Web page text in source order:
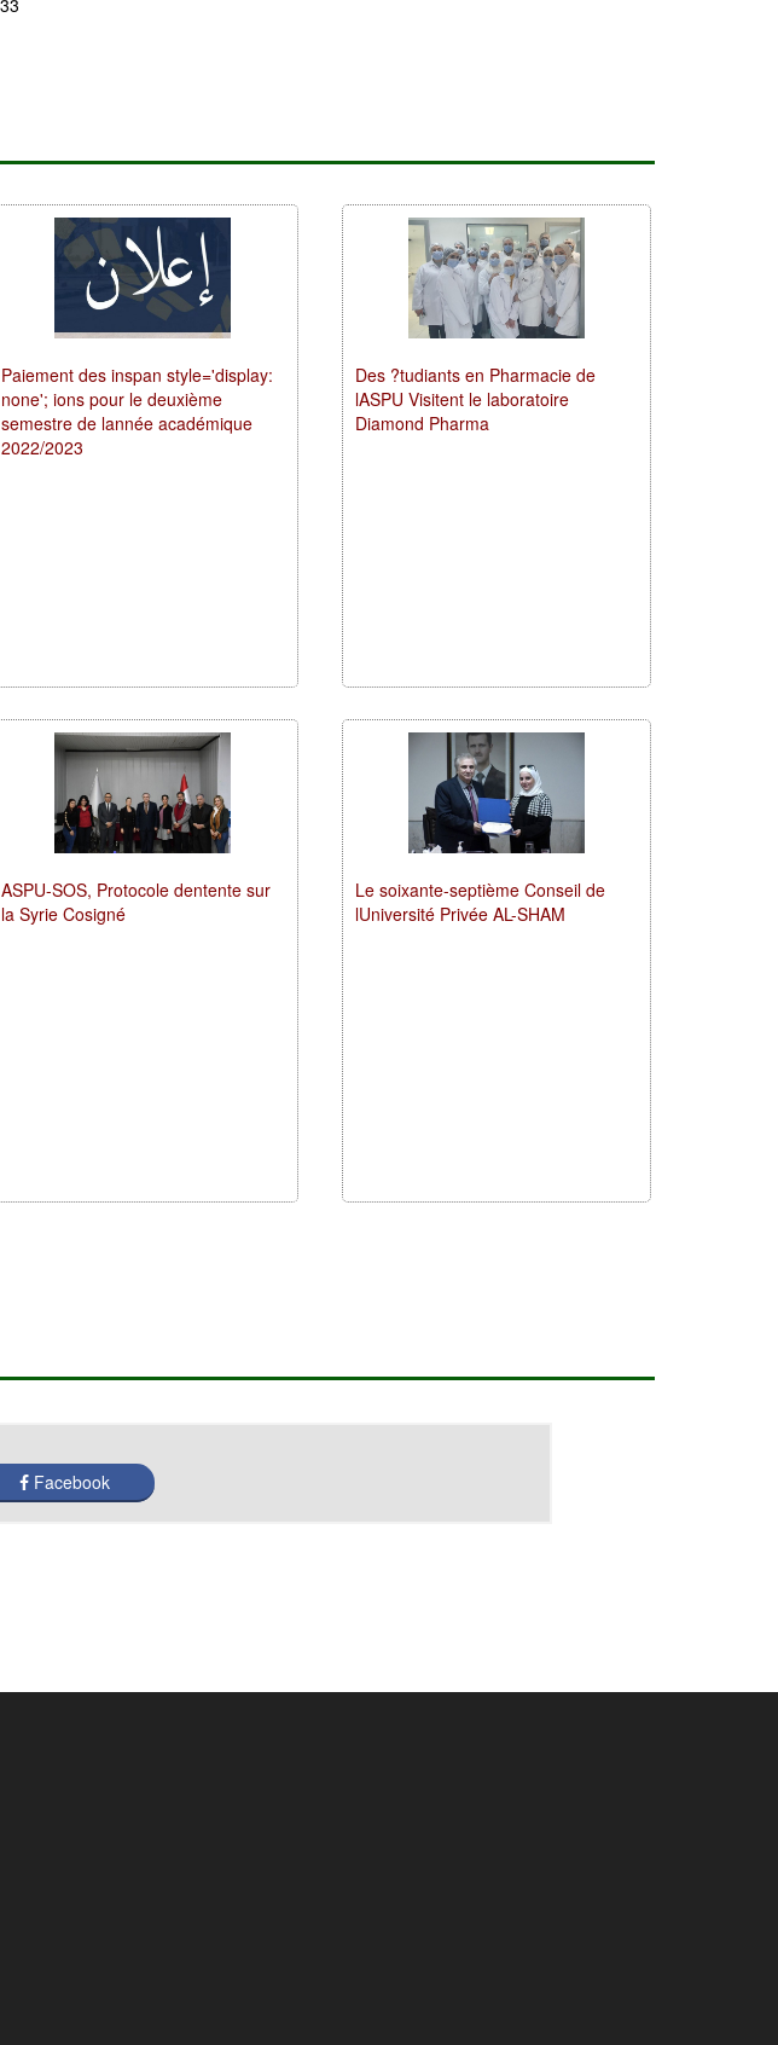
Paiement des inspan style='display:
none'; ions pour le deuxième
semestre de lannée académique
2022/2023
Des ?tudiants en Pharmacie de
lASPU Visitent le laboratoire
Diamond Pharma
ASPU-SOS, Protocole dentente sur
la Syrie Cosigné
Le soixante-septième Conseil de
lUniversité Privée AL-SHAM
Facebook